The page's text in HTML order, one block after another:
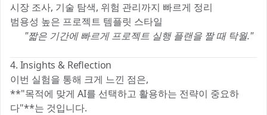
시장 조사, 기술 탐색, 위험 관리까지 빠르게 정리
범용성 높은 프로젝트 템플릿 스타일
"짧은 기간에 빠르게 프로젝트 실행 플랜을 짤 때 탁월."
4. Insights & Reflection
이번 실험을 통해 크게 느낀 점은,
**"목적에 맞게 AI를 선택하고 활용하는 전략이 중요하
다"**는 것입니다. 🎯